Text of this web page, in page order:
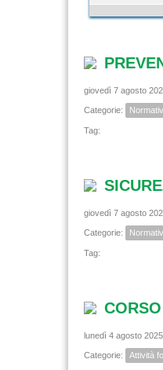
giovedì 7 agosto
Categorie:
Tag:
giovedì 7 agosto
Categorie:
Tag:
lunedì 4 agosto 2025
Categorie: Attività